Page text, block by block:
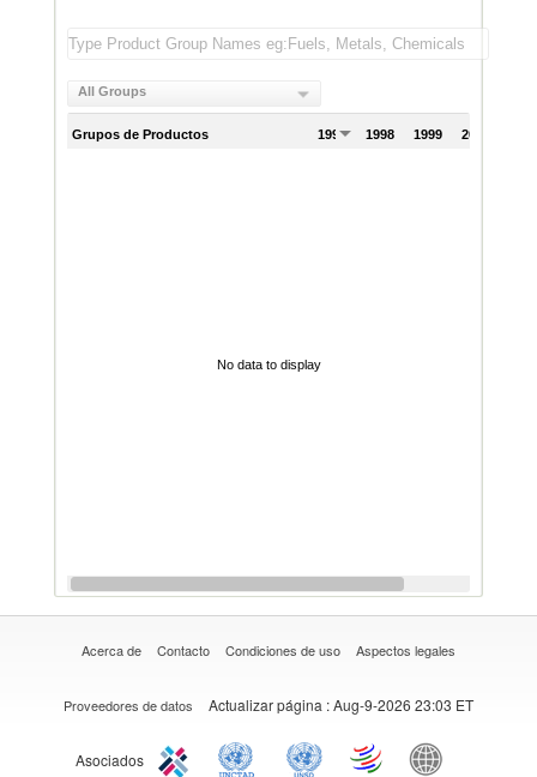
All Groups
Grupos de Productos 1997 1998 1999 2000
No data to display
Acerca de Contacto Condiciones de uso Aspectos legales
Proveedores de datos Actualizar página : Aug-9-2026 23:03 ET
Asociados